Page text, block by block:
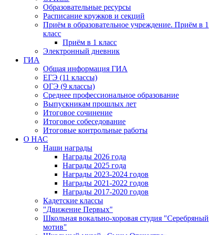
Образовательные ресурсы
Расписание кружков и секций
Приём в образовательное учреждение. Приём в 1
класс
Приём в 1 класс
Электронный дневник
ГИА
Общая информация ГИА
ЕГЭ (11 классы)
ОГЭ (9 классы)
Среднее профессиональное образование
Выпускникам прошлых лет
Итоговое сочинение
Итоговое собеседование
Итоговые контрольные работы
О НАС
Наши награды
Награды 2026 года
Награды 2025 года
Награды 2023-2024 годов
Награды 2021-2022 годов
Награды 2017-2020 годов
Кадетские классы
"Движение Первых"
Школьная вокально-хоровая студия "Серебряный
мотив"